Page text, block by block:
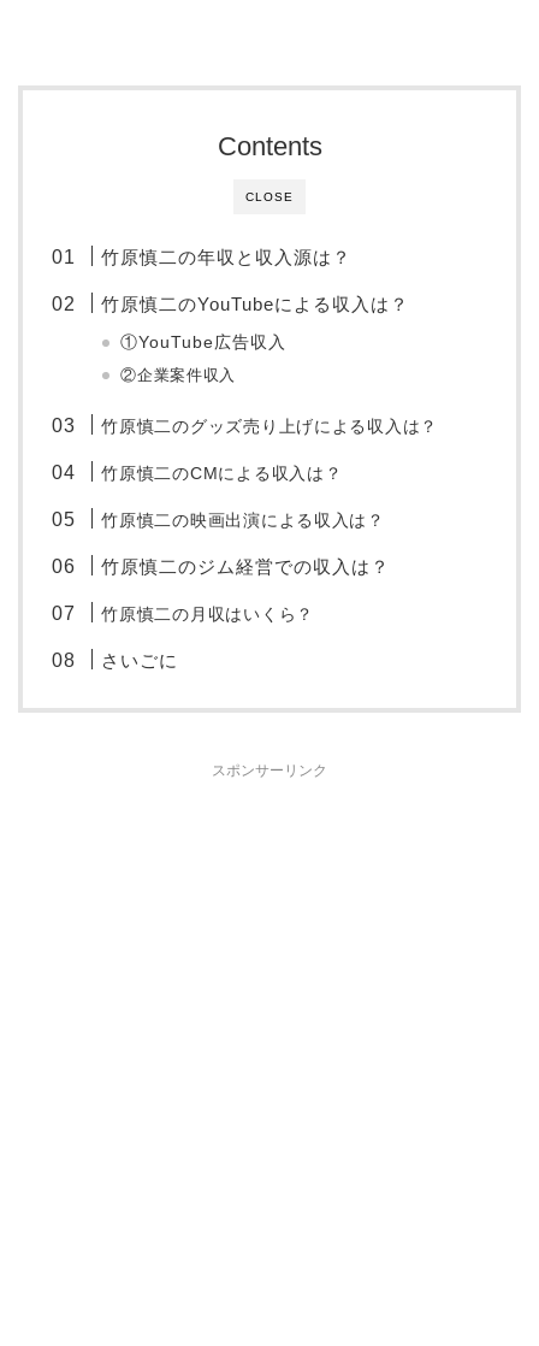
CLOSE
Contents
竹原慎二の年収と収入源は？
竹原慎二のYouTubeによる収入は？
①YouTube広告収入
②企業案件収入
竹原慎二のグッズ売り上げによる収入は？
竹原慎二のCMによる収入は？
竹原慎二の映画出演による収入は？
竹原慎二のジム経営での収入は？
竹原慎二の月収はいくら？
さいごに
スポンサーリンク